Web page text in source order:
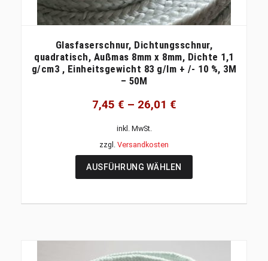
Glasfaserschnur, Dichtungsschnur,
quadratisch, Außmas 8mm x 8mm, Dichte 1,1
g/cm3 , Einheitsgewicht 83 g/lm + /- 10 %, 3M
– 50M
7,45 € – 26,01 €
inkl. MwSt.
zzgl. Versandkosten
AUSFÜHRUNG WÄHLEN